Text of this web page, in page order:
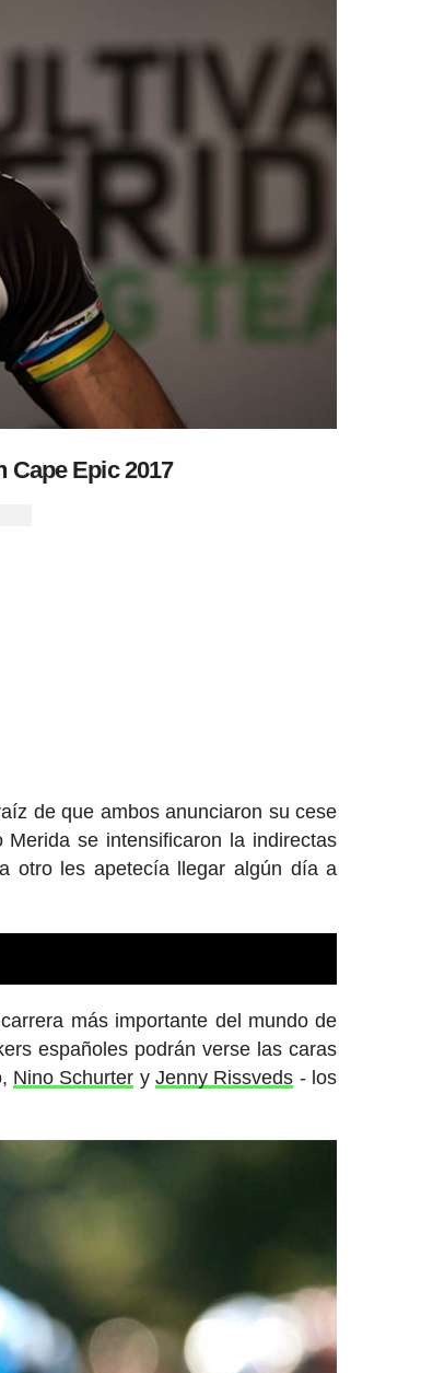
Cape Epic 2017
de que ambos anunciaron su cese
se intensificaron la indirectas
otro les apetecía llegar algún día a
más importante del mundo de
españoles podrán verse las caras
Nino Schurter yJenny Rissveds - los